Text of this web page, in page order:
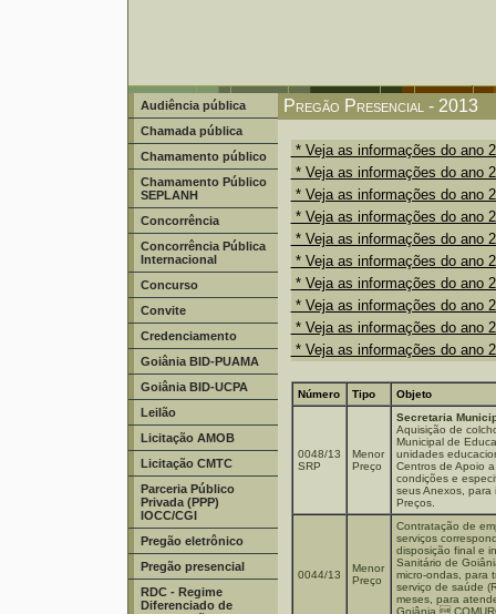
Audiência pública
Chamada pública
Chamamento público
Chamamento Público
SEPLANH
Concorrência
Concorrência Pública
Internacional
Concurso
Convite
Credenciamento
Goiânia BID-PUAMA
Goiânia BID-UCPA
Leilão
Licitação AMOB
Licitação CMTC
Parceria Público
Privada (PPP)
IOCC/CGI
Pregão eletrônico
Pregão presencial
RDC - Regime
Diferenciado de
Pregão Presencial - 2013
* Veja as informações do ano
* Veja as informações do ano
* Veja as informações do ano
* Veja as informações do ano
* Veja as informações do ano
* Veja as informações do ano
* Veja as informações do ano
* Veja as informações do ano
* Veja as informações do ano
* Veja as informações do ano
Número Tipo Objeto
0048/13
SRP
Menor
Preço
Secretaria
Aquisição de
Municipal de
unidades
Centros de Apoio
condições e
seus Anexos, para
Preços.
0044/13
Menor
Preço
Contratação de
serviços
disposição final e
Sanitário de
micro-ondas, para
serviço de saúde
meses, para
Goiânia 